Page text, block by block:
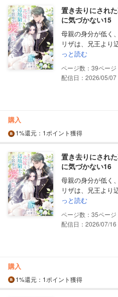
置き去りにされ
に気づかない15
母親の身分が低く
リザは、兄王より
っと読む
39
配信日：2026/05/07
購入
1%還元 ：1ポイント獲得
置き去りにされ
に気づかない16
母親の身分が低く
リザは、兄王より
っと読む
35
配信日：2026/07/16
購入
1%還元 ：1ポイント獲得